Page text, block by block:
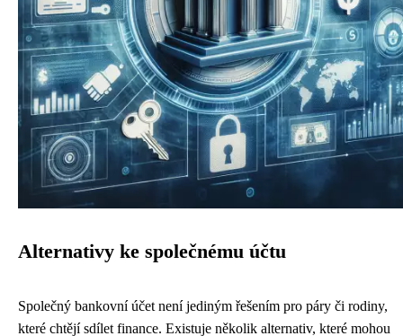
Alternativy ke společnému účtu
Společný bankovní účet není jediným řešením pro páry či rodiny,
které chtějí sdílet finance. Existuje několik alternativ, které mohou